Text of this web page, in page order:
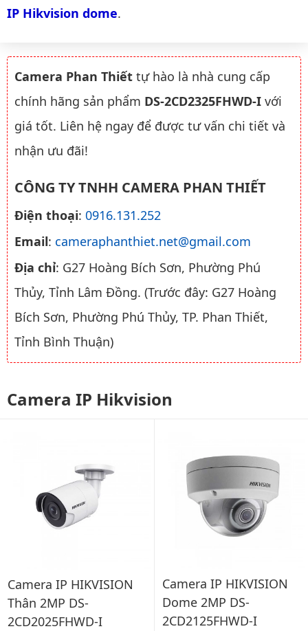
IP Hikvision dome.
Camera Phan Thiết tự hào là nhà cung cấp
chính hãng sản phẩm DS-2CD2325FHWD-I với
giá tốt. Liên hệ ngay để được tư vấn chi tiết và
nhận ưu đãi!
CÔNG TY TNHH CAMERA PHAN THIẾT
Điện thoại: 0916.131.252
Email: cameraphanthiet.net@gmail.com
Địa chỉ: G27 Hoàng Bích Sơn, Phường Phú
Thủy, Tỉnh Lâm Đồng. (Trước đây: G27 Hoàng
Bích Sơn, Phường Phú Thủy, TP. Phan Thiết,
Tỉnh Bình Thuận)
Camera IP Hikvision
Camera IP HIKVISION
Thân 2MP DS-
2CD2025FHWD-I
Camera IP HIKVISION
Dome 2MP DS-
2CD2125FHWD-I